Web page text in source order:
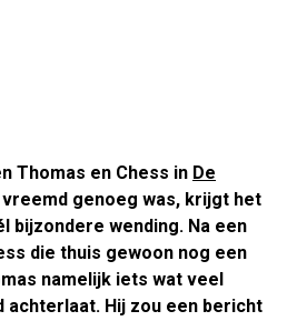
Thomas en Chess in De
genoeg was, krijgt het
bijzondere wending. Na een
die thuis gewoon nog een
namelijk iets wat veel
achterlaat. Hij zou een bericht